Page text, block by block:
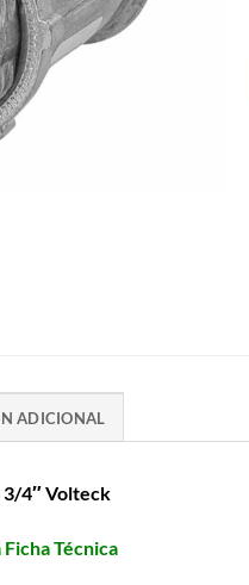
ADICIONAL
4″ Volteck
Ficha Técnica